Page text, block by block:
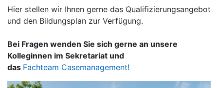
Hier stellen wir Ihnen gerne das Qualifizierungsangebot
und den Bildungsplan zur Verfügung.
Bei Fragen wenden Sie sich gerne an unsere
Kolleginnen im Sekretariat und
das Fachteam Casemanagement!